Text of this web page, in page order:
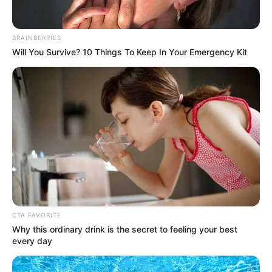
BRAINBERRIES
Will You Survive? 10 Things To Keep In Your Emergency Kit
CTA FAVORITE
Why this ordinary drink is the secret to feeling your best
every day